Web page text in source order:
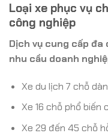
Loại xe phục vụ
công nghiệp
Dịch vụ cung cấp
nhu cầu doanh
Xe du lịch 7 chỗ
Xe 16 chỗ phổ biến
Xe 29 đến 45 chỗ